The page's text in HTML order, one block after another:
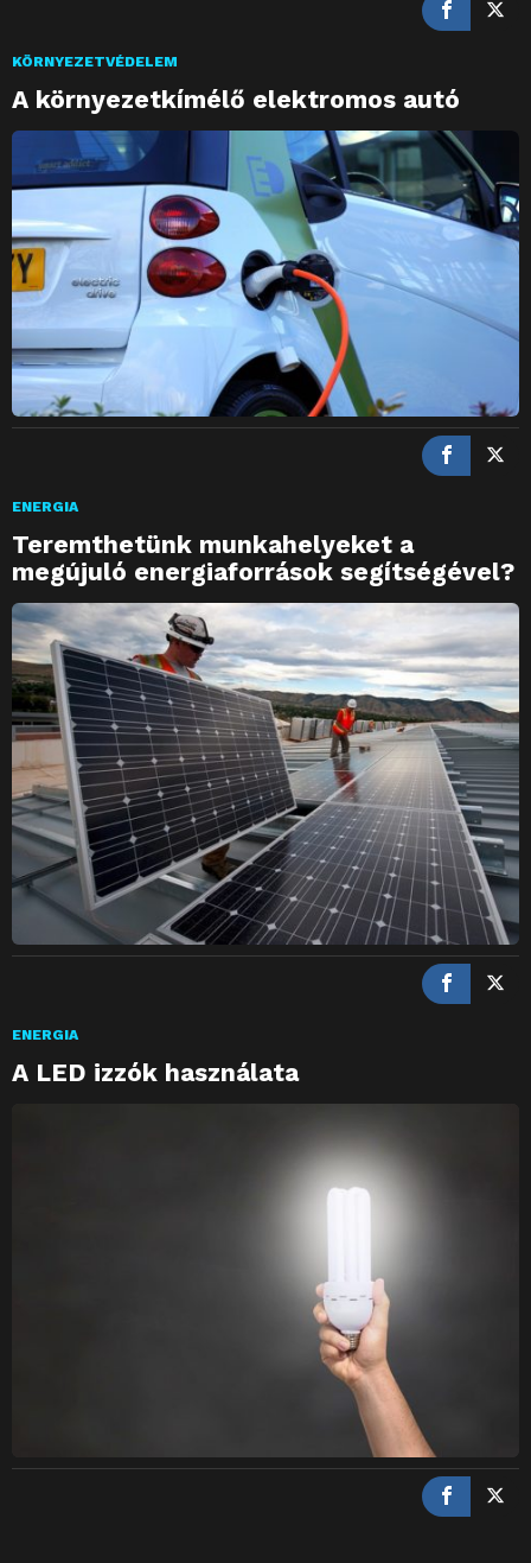
KÖRNYEZETVÉDELEM
A környezetkímélő elektromos autó
ENERGIA
Teremthetünk munkahelyeket a
megújuló energiaforrások segítségével?
ENERGIA
A LED izzók használata